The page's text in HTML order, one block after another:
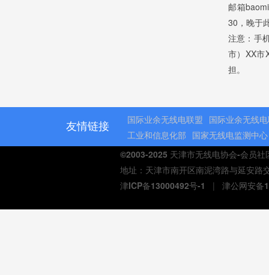
邮箱
30，晚于
注意：手
市）XX市
担。
友情链接 国际业余无线电联盟 国际业余无线
工业和信息化部 国家无线电监测中心
©2003-2025 天津市无线电协会-会员社
地址：天津市南开区南泥湾路与延安
津ICP备13000492号-1 | 津公网安备